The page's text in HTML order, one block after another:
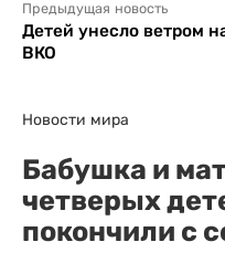
Предыдущая новость
Детей унесло ветром
ВКО
Новости мира
Бабушка и
четверых
покончили с